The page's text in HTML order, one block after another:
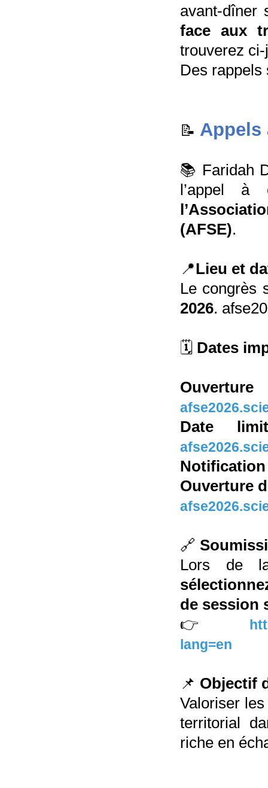
avant-
face aux
trouverez
Des rappels
📝 Appels
📚 Faridah
l’appel à
(AFSE).
📍Lieu et
Le congrès
2026.
🗓️ Dates
Date
Ouverture
🔗
Lors de
de session
👉
lang=en
📌 Objectif
Valoriser
territorial
riche en